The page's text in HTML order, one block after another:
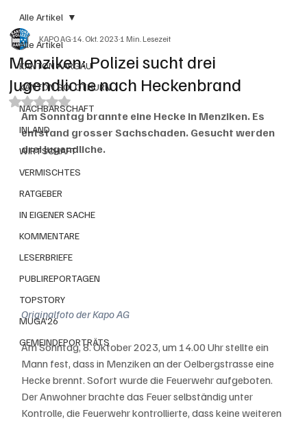
Alle Artikel
KANTON AARGAU
KANTON SOLOTHURN
NACHBARSCHAFT
INLAND
WIRTSCHAFT
VERMISCHTES
RATGEBER
IN EIGENER SACHE
KOMMENTARE
LESERBRIEFE
PUBLIREPORTAGEN
TOPSTORY
MUGA'26
GEMEINDEPORTRÄTS
Alle Artikel
Menziken: Polizei sucht drei
Jugendliche nach Heckenbrand
KAPO AG14. Okt. 20231 Min. Lesezeit
Mit NaN von 5 Sternen bewertet.
Am Sonntag brannte eine Hecke in Menziken. Es
entstand grosser Sachschaden. Gesucht werden
drei Jugendliche.
Originalfoto der Kapo AG
Am Sonntag, 8. Oktober 2023, um 14.00 Uhr stellte ein
Mann fest, dass in Menziken an der Oelbergstrasse eine
Hecke brennt. Sofort wurde die Feuerwehr aufgeboten.
Der Anwohner brachte das Feuer selbständig unter
Kontrolle, die Feuerwehr kontrollierte, dass keine weiteren